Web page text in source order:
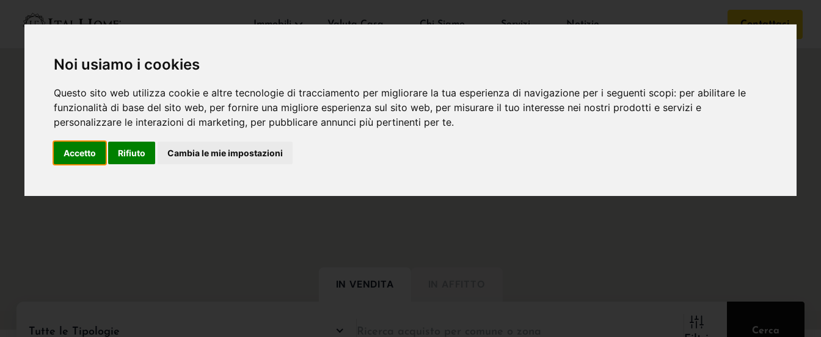
Noi usiamo i cookies
Questo sito web utilizza cookie e altre tecnologie di tracciamento per migliorare la tua esperienza di navigazione per i seguenti scopi: per abilitare le
funzionalità di base del sito web, per fornire una migliore esperienza sul sito web, per misurare il tuo interesse nei nostri prodotti e servizi e
personalizzare le interazioni di marketing, per pubblicare annunci più pertinenti per te.
Accetto Rifiuto Cambia le mie impostazioni
Immobili Valuta Casa Chi Siamo Servizi Notizie Contattaci
IN VENDITA
Tutte le Tipologie Cerca